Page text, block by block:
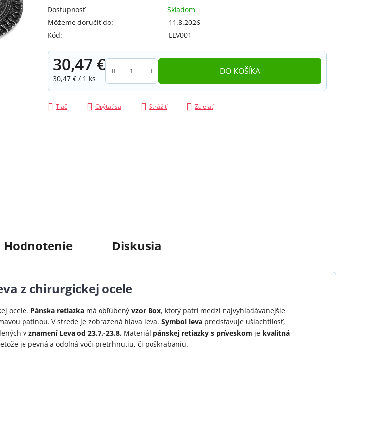
z
5
hviezdičiek.
Dostupnosť
Skladom
Môžeme doručiť do:
11.8.2026
Kód:
LEV001
30,47 €
Jednotková cena:
30,47 € / 1 ks
DO KOŠÍKA
Tlač Opýtať sa Strážiť Zdieľať
Hodnotenie Diskusia
z chirurgickej ocele
ocele. Pánska retiazka má obľúbený vzor Box, ktorý patrí medzi najvyhľadávanejšie
patinou. V strede je zobrazená hlava leva. Symbol leva predstavuje ušľachtilosť,
v znamení Leva od 23.7.-23.8. Materiál pánskej retiazky s príveskom je kvalitná
je pevná a odolná voči pretrhnutiu, či poškrabaniu.